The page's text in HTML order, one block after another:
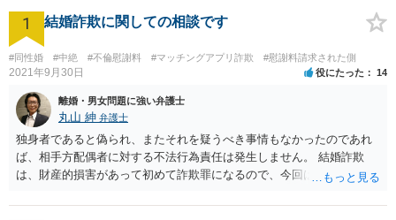
1 結婚詐欺に関しての相談です
#同性婚 #中絶 #不倫慰謝料 #マッチングアプリ詐欺 #慰謝料請求された側
2021年9月30日 役にたった 14
離婚・男女問題に強い弁護士
丸山 紳 弁護士
独身者であると偽られ、またそれを疑うべき事情もなかったのであれ
ば、相手方配偶者に対する不法行為責任は発生しません。 結婚詐欺
は、財産的損害があって初めて詐欺罪になるので、今回は該当しませ
であることを知っていれば交際しなかったといえる場合に、慰謝料請